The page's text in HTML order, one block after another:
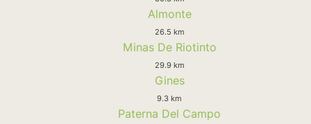
Almonte
26.5 km
Minas De Riotinto
29.9 km
Gines
9.3 km
Paterna Del Campo